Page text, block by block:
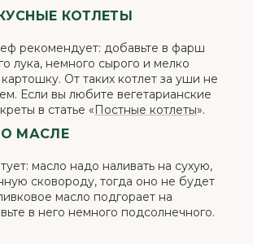
КОТЛЕТЫ
рекомендует: добавьте в фарш
лука, немного сырого и мелко
От таких котлет за уши не
Если вы любите вегетарианские
в статье «Постные котлеты».
О МАСЛЕ
масло надо наливать на сухую,
сковороду, тогда оно не будет
масло подгорает на
в него немного подсолнечного.